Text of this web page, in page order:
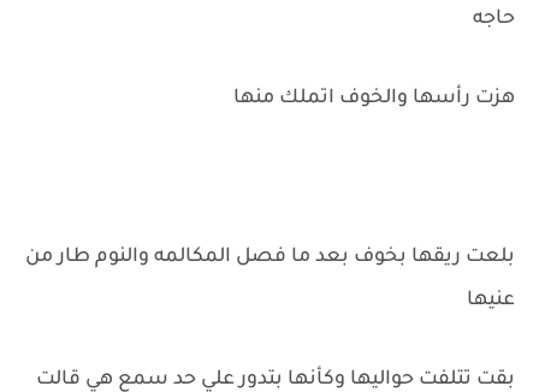
حاجه
هزت رأسها والخوف اتملك منها
بلعت ريقها بخوف بعد ما فصل المكالمه والنوم طار من
عنيها
بقت تتلفت حواليها وكأنها بتدور علي حد سمع هي قالت